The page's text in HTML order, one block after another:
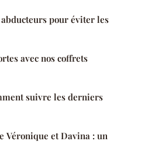
pour éviter les
avec nos coffrets
suivre les derniers
Véronique et Davina : un